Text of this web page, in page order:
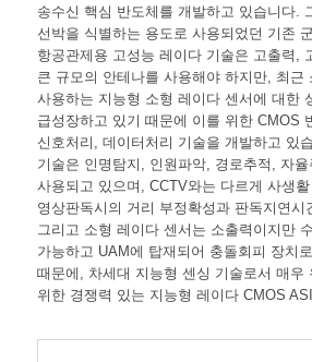
송수신 핵심 반도체를 개발하고 있습니다.
선박을 식별하는 용도로 사용되었던 기존
항공관제용 고성능 레이다 기술은 고출력,
큰 규모의 안테나를 사용해야 하지만, 최근
사용하는 지능형 소형 레이다 센서에 대한
급성장하고 있기 때문에 이를 위한 CMOS
신호처리, 데이터처리 기술을 개발하고 있
기술은 인명탐지, 인원파악, 경로추적, 자
사용되고 있으며, CCTV와는 다르게 사생
영상판독시의 거리 부정확성과 판독지연시
그리고 소형 레이다 센서는 소출력이지만
가능하고 UAM에 탑재되어 충돌회피 장치
때문에, 차세대 지능형 센싱 기술로서 매우
위한 경쟁력 있는 지능형 레이다 CMOS